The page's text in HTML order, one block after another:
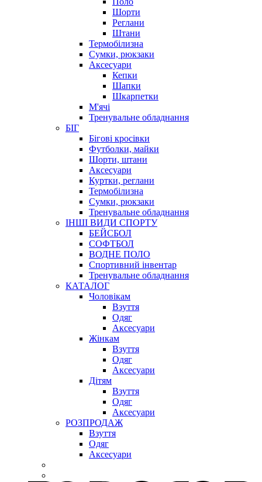
Шорти
Реглани
Штани
Термобілизна
Сумки, рюкзаки
Аксесуари
Кепки
Шапки
Шкарпетки
М'ячі
Тренувальне обладнання
БІГ
Бігові кросівки
Футболки, майки
Шорти, штани
Аксесуари
Куртки, реглани
Термобілизна
Сумки, рюкзаки
Тренувальне обладнання
ІНШІ ВИДИ СПОРТУ
БЕЙСБОЛ
СОФТБОЛ
ВОДНЕ ПОЛО
Спортивний інвентар
Тренувальне обладнання
КАТАЛОГ
Чоловікам
Взуття
Одяг
Аксесуари
Жінкам
Взуття
Одяг
Аксесуари
Дітям
Взуття
Одяг
Аксесуари
РОЗПРОДАЖ
Взуття
Одяг
Аксесуари